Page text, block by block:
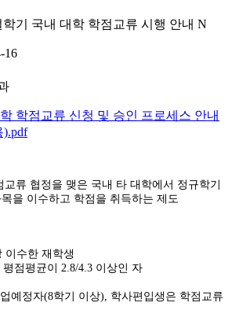
기 국내 대학 학점교류 시행 안내 N
16
학점교류 신청 및 승인 프로세스 안내
).pdf
교류 협정을 맺은 국내 타 대학에서 정규학기
을 이수하고 학점을 취득하는 제도
이수한 재학생
평점평균이 2.8/4.3 이상인 자
예정자(8학기 이상), 학사편입생은 학점교류